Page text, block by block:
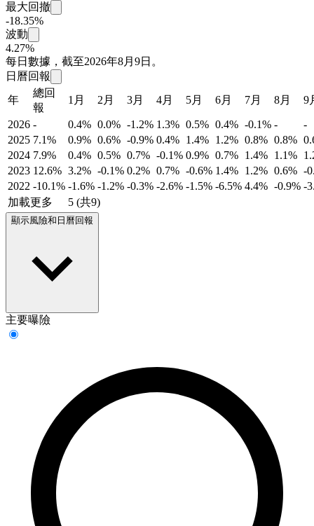
最大回撤
-18.35%
波動
4.27%
每日數據，截至2026年8月9日。
日曆回報
年
總回
報
1月 2月 3月 4月 5月 6月 7月 8月 9
2026 - 0.4% 0.0% -1.2% 1.3% 0.5% 0.4% -0.1% -
-
2025 7.1% 0.9% 0.6% -0.9% 0.4% 1.4% 1.2% 0.8% 0.8%
2024 7.9% 0.4% 0.5% 0.7% -0.1% 0.9% 0.7% 1.4% 1.1%
2023 12.6% 3.2% -0.1% 0.2% 0.7% -0.6% 1.4% 1.2% 0.6% -
2022 -10.1% -1.6% -1.2% -0.3% -2.6% -1.5% -6.5% 4.4% -0.9% -
加載更多
5 (共9)
顯示風險和日曆回報
主要曝險